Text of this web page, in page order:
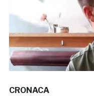
CRONACA